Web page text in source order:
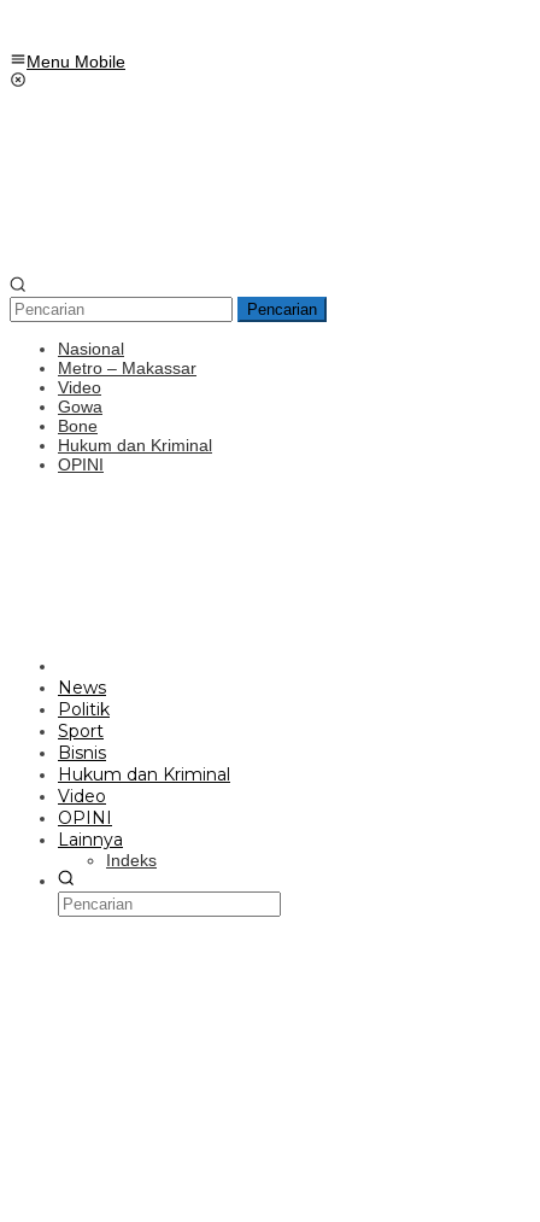
Menu Mobile
Pencarian
Nasional
Metro – Makassar
Video
Gowa
Bone
Hukum dan Kriminal
OPINI
News
Politik
Sport
Bisnis
Hukum dan Kriminal
Video
OPINI
Lainnya
Indeks